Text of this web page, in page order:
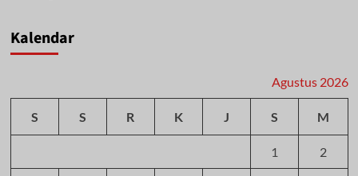
Kalendar
Agustus 2026
S S R K J S M
1 2